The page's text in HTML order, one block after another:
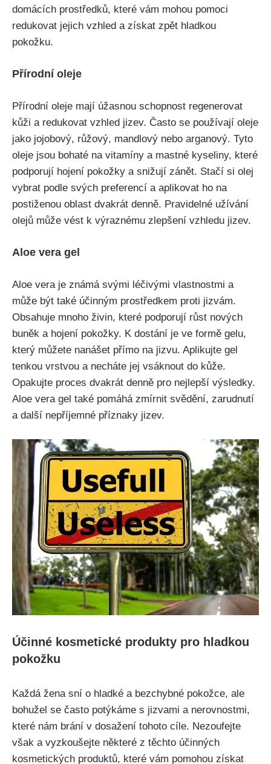
domácích ⁤prostředků, které vám mohou pomoci
redukovat jejich ⁣vzhled a ‌získat ‌zpět hladkou
pokožku.
Přírodní oleje
Přírodní oleje mají úžasnou schopnost⁤ regenerovat
kůži a redukovat vzhled⁣ jizev. Často se používají oleje
jako jojobový, růžový, mandlový nebo arganový. Tyto
oleje jsou⁣ bohaté na vitamíny⁣ a‍ mastné kyseliny, které
podporují hojení pokožky a snižují zánět. Stačí si ‍olej
vybrat podle svých preferencí a aplikovat ho na
postiženou oblast dvakrát denně. Pravidelné užívání ​
olejů může vést⁢ k výraznému zlepšení‌ vzhledu jizev.
Aloe vera gel
Aloe vera je známá svými ⁢léčivými vlastnostmi a
může ⁣být ‌také účinným⁤ prostředkem proti jizvám.
‌Obsahuje‍ mnoho‌ živin, které ⁣podporují růst nových
buněk‌ a hojení pokožky. K dostání je ⁣ve formě gelu,
který můžete nanášet přímo na jizvu. Aplikujte gel
tenkou vrstvou a necháte jej vsáknout do kůže.
Opakujte ‍proces dvakrát ​denně pro nejlepší ⁣výsledky.
Aloe vera gel také pomáhá zmírnit svědění, zarudnutí
⁣a další nepříjemné příznaky jizev.
Účinné kosmetické produkty ⁣pro hladkou
pokožku
Každá žena ⁣sní o ⁢hladké ⁢a bezchybné pokožce, ale
bohužel se často ⁣potýkáme s jizvami a nerovnostmi,
které nám ⁢brání v ​dosažení tohoto cíle. ⁣Nezoufejte
však a vyzkoušejte některé z ⁢těchto účinných
kosmetických ⁢produktů,‌ které vám pomohou získat